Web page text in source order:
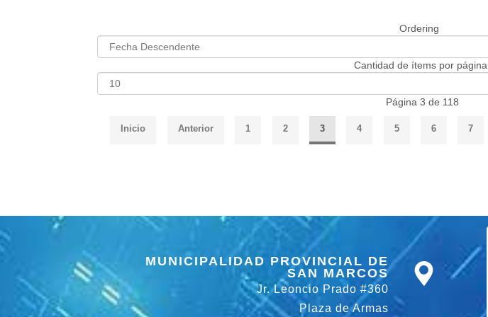
Ordering
Cantidad de ítems por página
Página 3 de 118
Inicio Anterior 1 2 3 4 5 6 7
MUNICIPALIDAD PROVINCIAL DE
SAN MARCOS
Jr. Leoncio Prado #360
Plaza de Armas